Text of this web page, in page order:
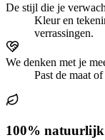
De stijl die je
Kleur en
verrassingen.
We denken met je
Past de maat
100% natuurlijk